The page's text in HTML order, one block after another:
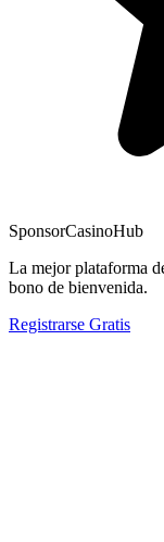
SponsorCasinoHub
La mejor plataforma
bono de bienvenida.
Registrarse Gratis